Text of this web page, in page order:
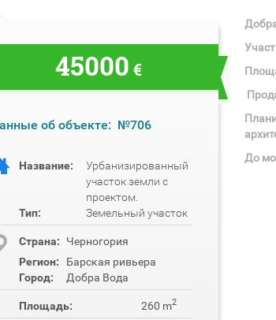
45000 €
об объекте: №706
Название:
Урбанизированный
участок земли с
проектом.
Тип:
Земельный участок
Cтрана:
Черногория
Регион:
Барская ривьера
Город:
Добра Вода
Площадь: 260 m2
До